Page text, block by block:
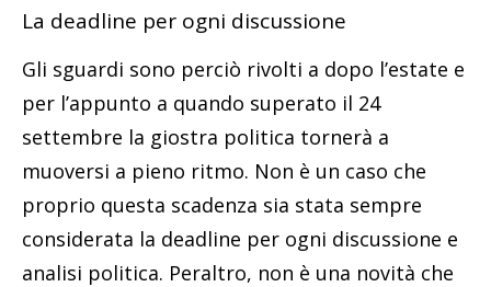
La deadline per ogni discussione
Gli sguardi sono perciò rivolti a dopo l’estate e
per l’appunto a quando superato il 24
settembre la giostra politica tornerà a
muoversi a pieno ritmo. Non è un caso che
proprio questa scadenza sia stata sempre
considerata la deadline per ogni discussione e
analisi politica. Peraltro, non è una novità che